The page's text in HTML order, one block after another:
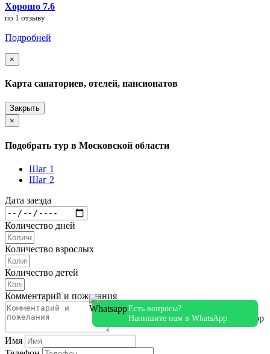
Хорошо 7.6
по 1 отзыву
Подробней
×
Карта санаториев, отелей, пансионатов
Закрыть
×
Подобрать тур в Московской области
Шаг 1
Шаг 2
Дата заезда
Количество дней
Количество взрослых
Количество детей
Комментарий и пожелания
Имя
Есть вопросы?
Напишите нам в WhatsApp